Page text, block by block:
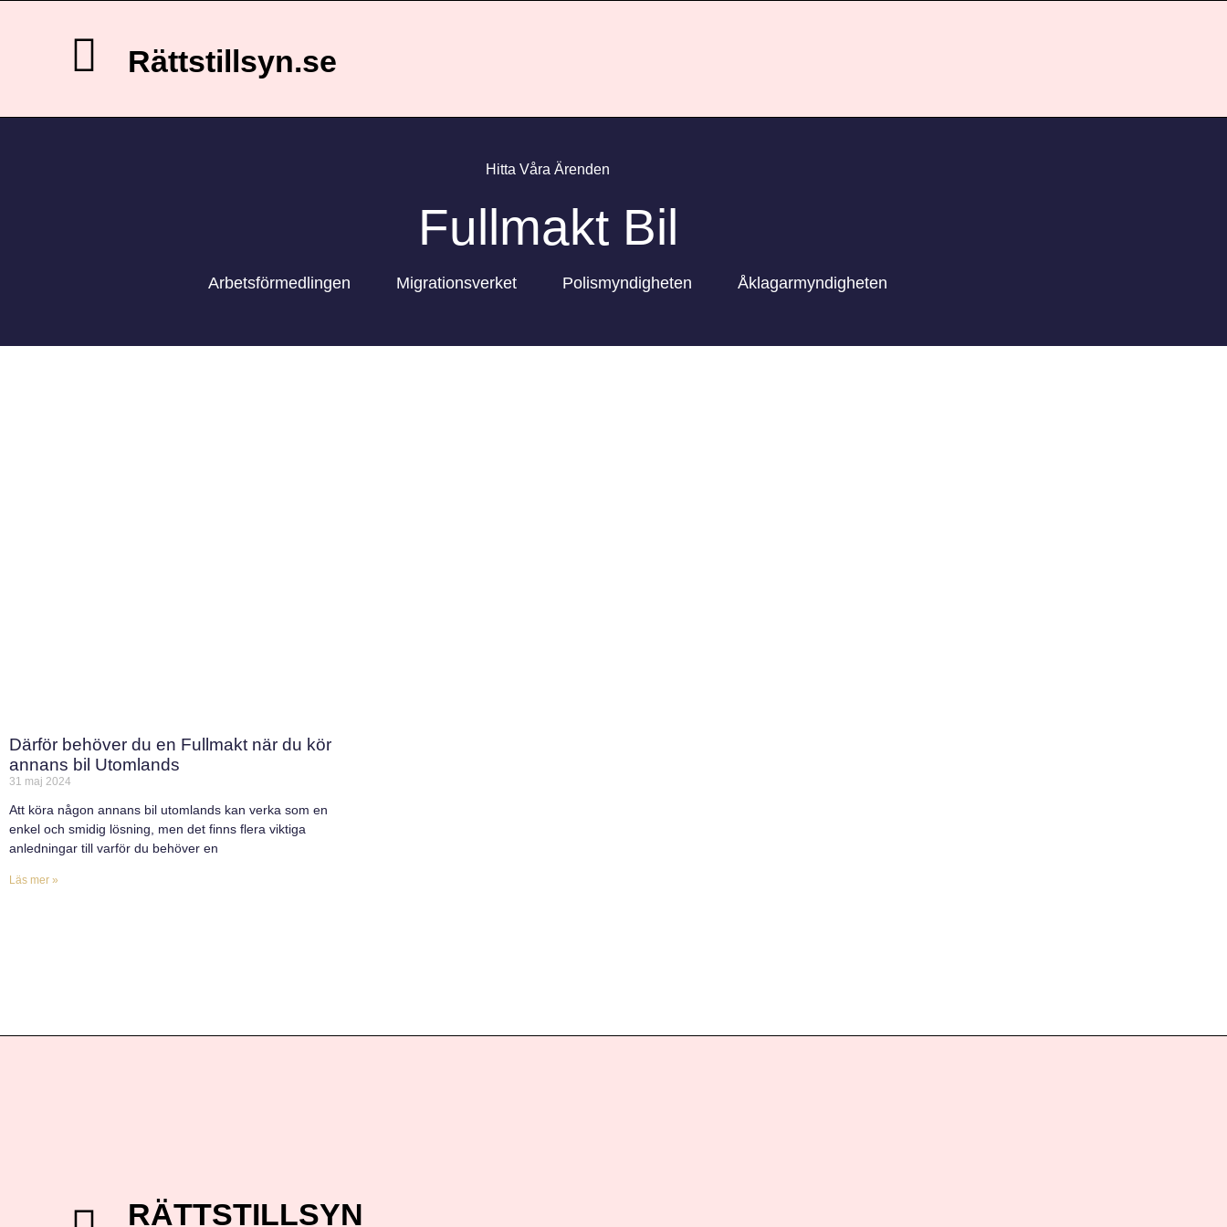
Rättstillsyn.se
Hitta Våra Ärenden
Fullmakt Bil
Arbetsförmedlingen Migrationsverket Polismyndigheten Åklagarmyndigheten
Därför behöver du en Fullmakt när du kör
annans bil Utomlands
31 maj 2024
Att köra någon annans bil utomlands kan verka som en
enkel och smidig lösning, men det finns flera viktiga
anledningar till varför du behöver en
Läs mer »
RÄTTSTILLSYN